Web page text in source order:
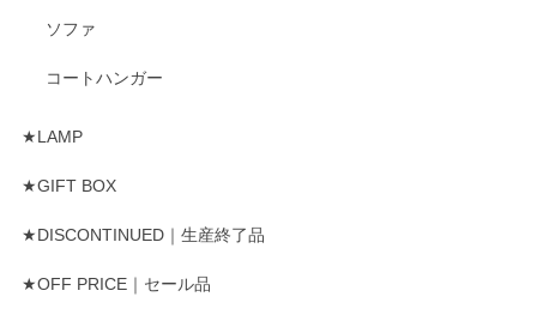
ソファ
コートハンガー
★LAMP
★GIFT BOX
★DISCONTINUED｜生産終了品
★OFF PRICE｜セール品